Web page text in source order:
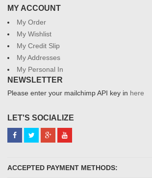
MY ACCOUNT
My Order
My Wishlist
My Credit Slip
My Addresses
My Personal In
NEWSLETTER
Please enter your mailchimp API key in here
LET'S SOCIALIZE
ACCEPTED PAYMENT METHODS: